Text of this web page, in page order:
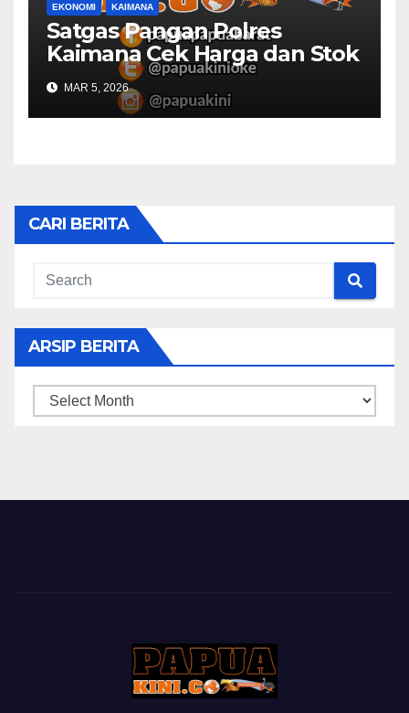
EKONOMI KAIMANA
Satgas Pangan Polres
Kaimana Cek Harga dan Stok
Bapok di Pasar
MAR 5, 2026
CARI BERITA
ARSIP BERITA
ARSIP